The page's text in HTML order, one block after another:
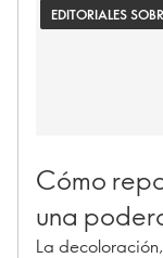
EDITORIALES
Cómo
una
La